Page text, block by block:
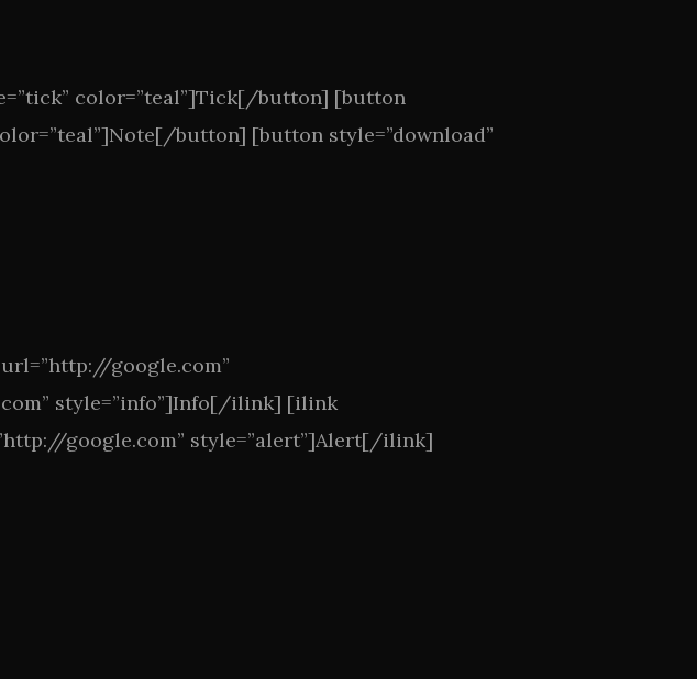
color=”teal”]Tick[/button] [button
button] [button style=”download”
google.com”
style=”info”]Info[/ilink] [ilink
google.com” style=”alert”]Alert[/ilink]